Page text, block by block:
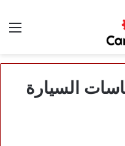
السيارة